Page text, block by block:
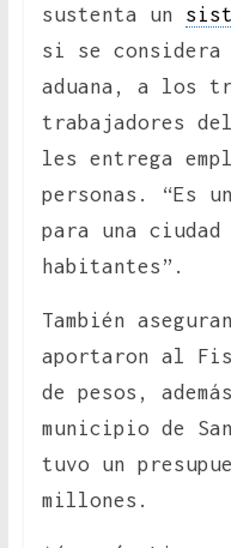
sustenta un
si se considera
aduana, a los
trabajadores
les entrega
personas. “Es
para una
habitantes”.
También
aportaron al
de pesos,
municipio de
tuvo un
millones.